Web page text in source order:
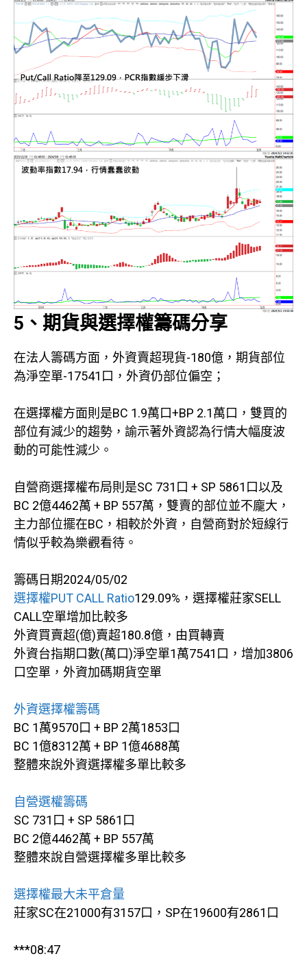
5、期貨與選擇權籌碼分享
在法人籌碼方面，外資賣超現貨-180億，期貨部位
為淨空單-17541口，外資仍部位偏空；
在選擇權方面則是BC 1.9萬口+BP 2.1萬口，雙買的
部位有減少的趨勢，諭示著外資認為行情大幅度波
動的可能性減少。
自營商選擇權布局則是SC 731口 + SP 5861口以及
BC 2億4462萬 + BP 557萬，雙賣的部位並不龐大，
主力部位擺在BC，相較於外資，自營商對於短線行
情似乎較為樂觀看待。
籌碼日期2024/05/02
選擇權PUT CALL Ratio129.09%，選擇權莊家SELL
CALL空單增加比較多
外資買賣超(億)賣超180.8億，由買轉賣
外資台指期口數(萬口)淨空單1萬7541口，增加3806
口空單，外資加碼期貨空單
外資選擇權籌碼
BC 1萬9570口 + BP 2萬1853口
BC 1億8312萬 + BP 1億4688萬
整體來說外資選擇權多單比較多
自營選權籌碼
SC 731口 + SP 5861口
BC 2億4462萬 + BP 557萬
整體來說自營選擇權多單比較多
選擇權最大未平倉量
莊家SC在21000有3157口，SP在19600有2861口
***08:47